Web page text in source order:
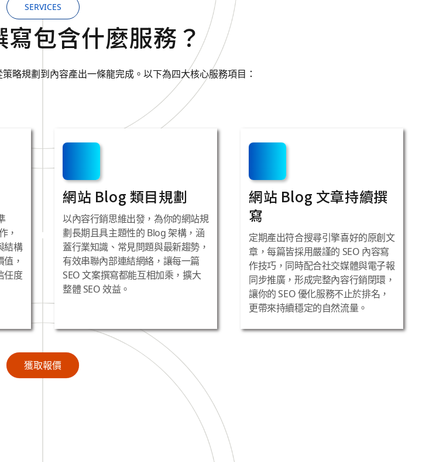
而這
得
機構
正
為該
SEO文案撰寫能帶來什麼好處？
專業的 SEO 文案撰寫不僅能幫助網站在搜尋引擎中獲得更高排名，更能為品牌帶來可量化
的商業效益。透過有策略的 SEO 內容寫作，你的網站將持續吸引高意圖的潛在客戶，並引
導他們完成諮詢、預約或購買等轉換行動。結合完整的內容行銷策略，每一篇文案都成為品
牌的數位資產——長期累積、持續曝光、不斷帶來免費的自然流量。當你將 SEO 文案撰寫
納入整體 SEO 優化服務中，你將獲得以下三大核心好處：自然搜尋流量穩定成長、品牌專
業形象深植人心、廣告依賴度降低且轉換成本下降。
SERVICES
寫包含什麼服務？
略規劃到內容產出一條龍完成。以下為四大核心服務項目：
，
結構
，
任度
網站 Blog 類目規劃
以內容行銷思維出發，為你的網站規
劃長期且具主題性的 Blog 架構，涵
蓋行業知識、常見問題與最新趨勢，
有效串聯內部連結網絡，讓每一篇
SEO 文案撰寫都能互相加乘，擴大
整體 SEO 效益。
網站 Blog 文章持續撰
寫
定期產出符合搜尋引擎喜好的原創文
章，每篇皆採用嚴謹的 SEO 內容寫
作技巧，同時配合社交媒體與電子報
同步推廣，形成完整內容行銷閉環，
讓你的 SEO 優化服務不止於排名，
更帶來持續穩定的自然流量。
獲取報價